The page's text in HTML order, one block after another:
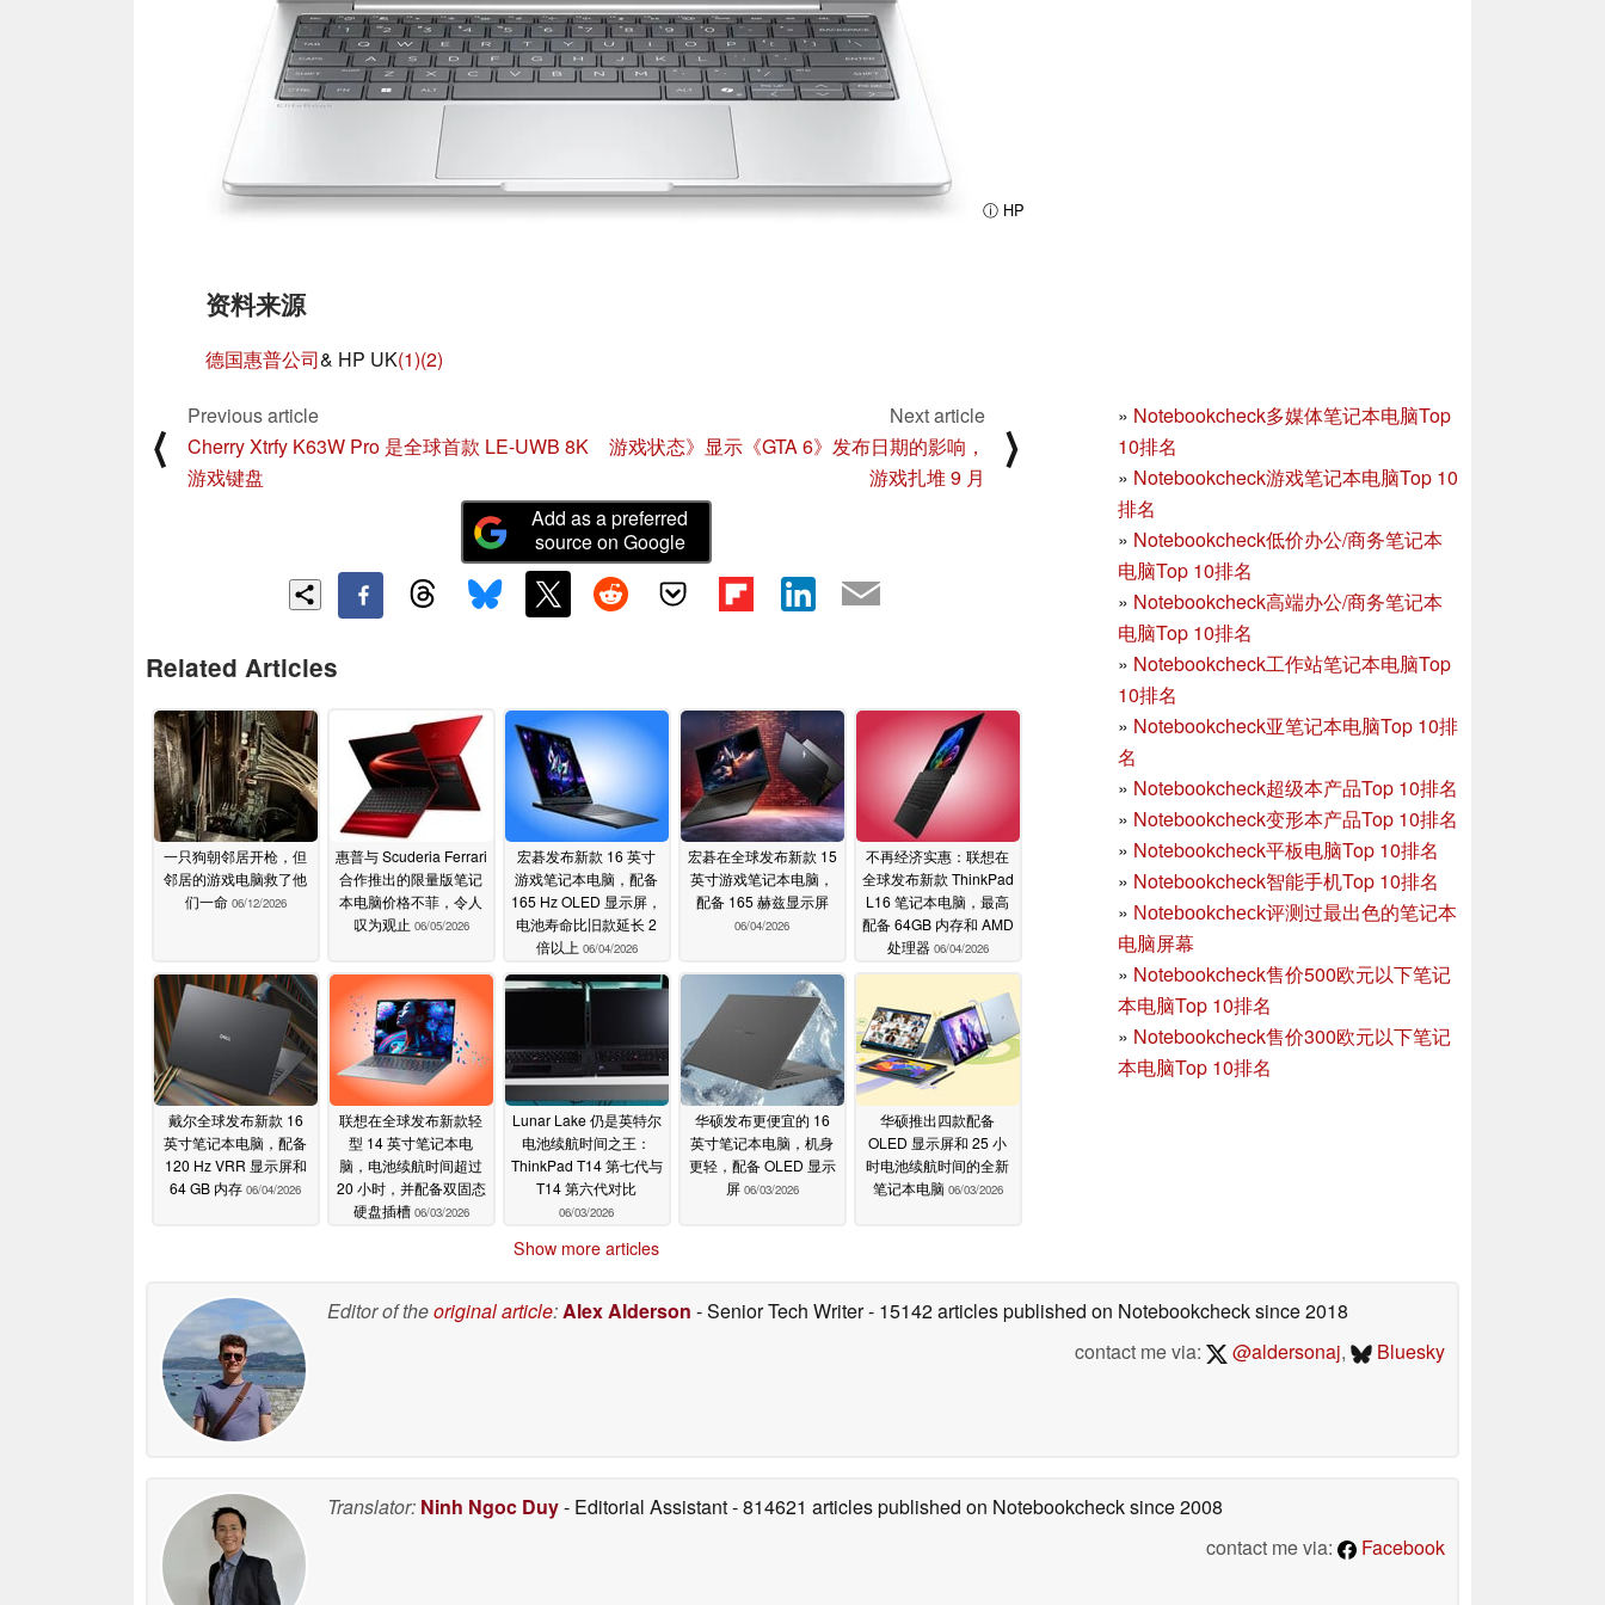
ⓘ HP
资料来源
德国惠普公司& HP UK(1)(2)
» Notebookcheck多媒体笔记本电脑Top
10排名
» Notebookcheck游戏笔记本电脑Top 10
排名
» Notebookcheck低价办公/商务笔记本
电脑Top 10排名
» Notebookcheck高端办公/商务笔记本
电脑Top 10排名
» Notebookcheck工作站笔记本电脑Top
10排名
» Notebookcheck亚笔记本电脑Top 10排
名
» Notebookcheck超级本产品Top 10排名
» Notebookcheck变形本产品Top 10排名
» Notebookcheck平板电脑Top 10排名
» Notebookcheck智能手机Top 10排名
» Notebookcheck评测过最出色的笔记本
电脑屏幕
» Notebookcheck售价500欧元以下笔记
本电脑Top 10排名
» Notebookcheck售价300欧元以下笔记
本电脑Top 10排名
⟨
Previous article
Cherry Xtrfy K63W Pro 是全球首款 LE-UWB 8K
游戏键盘
Next article
游戏状态》显示《GTA 6》发布日期的影响，
游戏扎堆 9 月
⟩
Add as a preferred
source on Google
Related Articles
一只狗朝邻居开枪，但
邻居的游戏电脑救了他
们一命 06/12/2026
惠普与 Scuderia Ferrari
合作推出的限量版笔记
本电脑价格不菲，令人
叹为观止 06/05/2026
宏碁发布新款 16 英寸
游戏笔记本电脑，配备
165 Hz OLED 显示屏，
电池寿命比旧款延长 2
倍以上 06/04/2026
宏碁在全球发布新款 15
英寸游戏笔记本电脑，
配备 165 赫兹显示屏
06/04/2026
不再经济实惠：联想在
全球发布新款 ThinkPad
L16 笔记本电脑，最高
配备 64GB 内存和 AMD
处理器 06/04/2026
戴尔全球发布新款 16
英寸笔记本电脑，配备
120 Hz VRR 显示屏和
64 GB 内存 06/04/2026
联想在全球发布新款轻
型 14 英寸笔记本电
脑，电池续航时间超过
20 小时，并配备双固态
硬盘插槽 06/03/2026
Lunar Lake 仍是英特尔
电池续航时间之王：
ThinkPad T14 第七代与
T14 第六代对比
06/03/2026
华硕发布更便宜的 16
英寸笔记本电脑，机身
更轻，配备 OLED 显示
屏 06/03/2026
华硕推出四款配备
OLED 显示屏和 25 小
时电池续航时间的全新
笔记本电脑 06/03/2026
Show more articles
Editor of theoriginal article:Alex Alderson - Senior Tech Writer- 15142 articles published on Notebookchecksince 2018
contact me via:
@aldersonaj, Bluesky
Translator: Ninh Ngoc Duy- Editorial Assistant- 814621 articles published on Notebookchecksince 2008
contact me via:
Facebook